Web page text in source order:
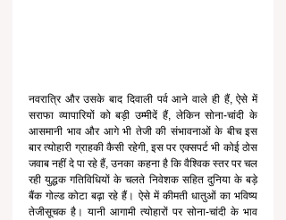
नवरात्रि और उसके बाद दिवाली पर्व आने वाले ही हैं, ऐसे में
सराफा व्यापारियों को बड़ी उम्मीदें हैं, लेकिन सोना-चांदी के
आसमानी भाव और आगे भी तेजी की संभावनाओं के बीच इस
बार त्योहारी ग्राहकी कैसी रहेगी, इस पर एक्सपर्ट भी कोई ठोस
जवाब नहीं दे पा रहे हैं, उनका कहना है कि वैश्विक स्तर पर चल
रही युद्धक गतिविधियों के चलते निवेशक सहित दुनिया के बड़े
बैंक गोल्ड कोटा बढ़ा रहे हैं। ऐसे में कीमती धातुओं का भविष्य
तेजीसूचक है। यानी आगामी त्योहारों पर सोना-चांदी के भाव